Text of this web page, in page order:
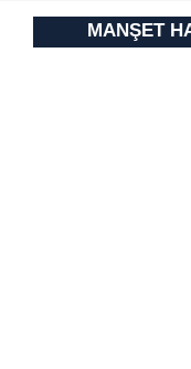
Çerezlere ilişkin
vasıtasıyla
MANŞET